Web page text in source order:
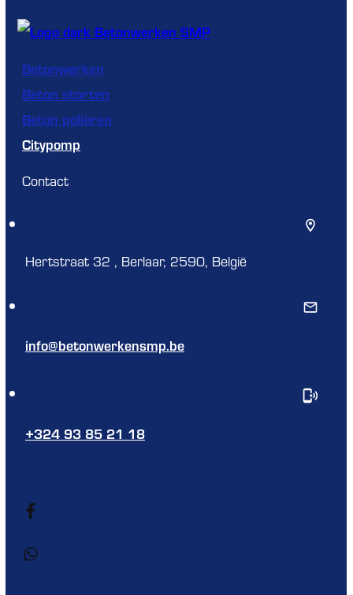
Betonwerken
Beton storten
Beton polieren
Citypomp
Contact
Hertstraat 32 , Berlaar, 2590, België
info@betonwerkensmp.be
+324 93 85 21 18